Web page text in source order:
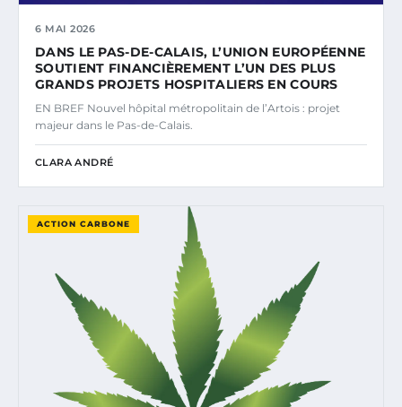
6 MAI 2026
DANS LE PAS-DE-CALAIS, L’UNION EUROPÉENNE
SOUTIENT FINANCIÈREMENT L’UN DES PLUS
GRANDS PROJETS HOSPITALIERS EN COURS
EN BREF Nouvel hôpital métropolitain de l’Artois : projet
majeur dans le Pas-de-Calais.
CLARA ANDRÉ
ACTION CARBONE